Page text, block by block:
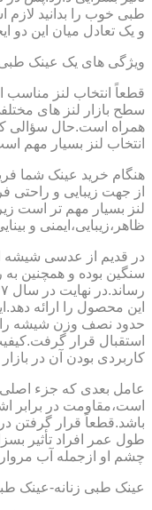
طبی خوب را بدانید
و یک تعادل میان این دو
ویژگی های یک عینک
قطعاً انتخاب لنز مناسب
سطح بازار لنز های
همراه است.حال سؤالی
انتخاب لنز بسیار مهم
هنگام خرید عینک شما
از جهت زیبایی و راحتی
لنز بسیار مهم تر است
ظاهر،زیبایی،ایمنی و
در قدیم از عدسی شیشه
سنگین بوده و همچنین
این محصول را ارائه
حدود نصف وزن شیشه را
استقبال قرار
کاربردی بودن آن در
عامل بعدی که جزء
طول عمر افراد تأثیر
چشم او ازجمله آب
عینک طبی زنانه-عینک